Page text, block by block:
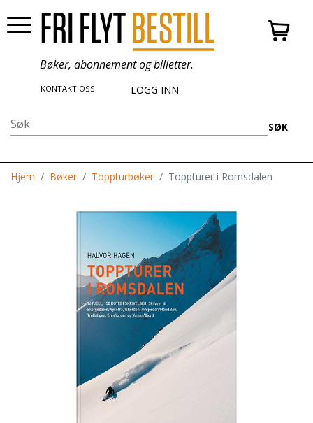
Bøker, abonnement og billetter.
KONTAKT OSS LOGG INN
SØK
Hjem Bøker Toppturbøker Toppturer i Romsdalen